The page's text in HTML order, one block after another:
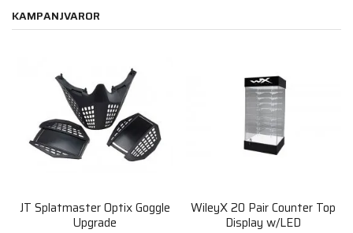
KAMPANJVAROR
JT Splatmaster Optix Goggle
Upgrade
WileyX 20 Pair Counter Top
Display w/LED